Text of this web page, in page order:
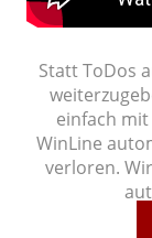
Statt ToDos
einfach
WinLine
verloren.